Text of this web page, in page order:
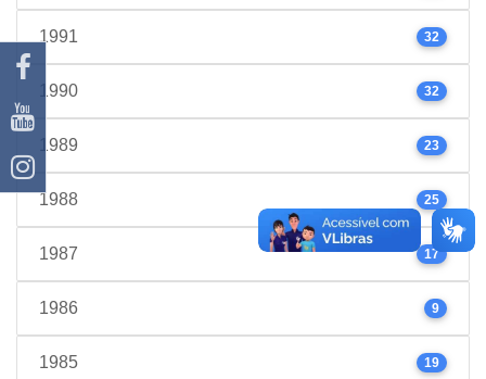
1991 32
1990 32
1989 23
1988 25
1987 17
1986 9
1985 19